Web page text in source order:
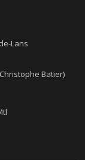
Lans
Batier)